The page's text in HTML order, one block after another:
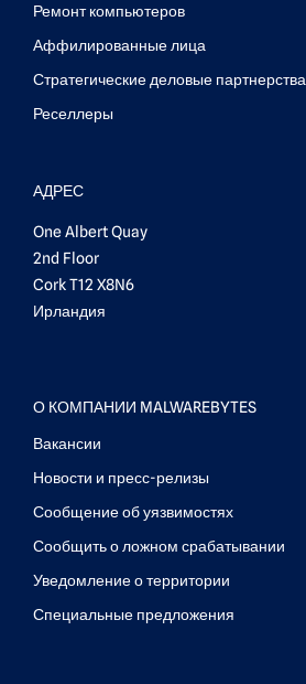
Ремонт компьютеров
Аффилированные лица
Стратегические деловые партнерства
Реселлеры
АДРЕС
One Albert Quay
2nd Floor
Cork T12 X8N6
Ирландия
О КОМПАНИИ MALWAREBYTES
Вакансии
Новости и пресс-релизы
Сообщение об уязвимостях
Сообщить о ложном срабатывании
Уведомление о территории
Специальные предложения